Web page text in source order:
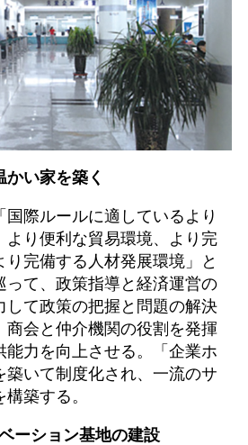
い家を築く
際ルールに適しているより
より便利な貿易環境、より完
完備する人材発展環境」と
って、政策指導と経済運営の
して政策の把握と問題の解決
商会と仲介機関の役割を発揮
能力を向上させる。「企業ホ
築いて制度化され、一流のサ
築する。
ーション基地の建設